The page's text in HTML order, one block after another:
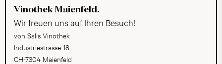
Vinothek Maienfeld.
Wir freuen uns auf Ihren Besuch!
von Salis Vinothek
Industriestrasse 18
CH-7304 Maienfeld